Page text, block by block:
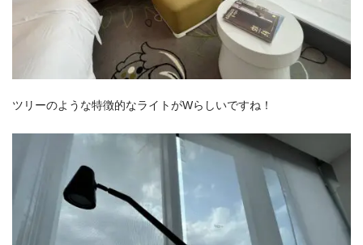
ツリーのような特徴的なライトがWらしいですね！